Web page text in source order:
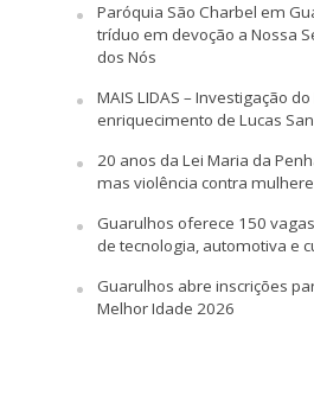
Paróquia São Charbel em
tríduo em devoção a Nossa
dos Nós
MAIS LIDAS – Investigação
enriquecimento de Lucas
20 anos da Lei Maria da
mas violência contra
Guarulhos oferece 150
de tecnologia, automotiva e
Guarulhos abre inscrições
Melhor Idade 2026